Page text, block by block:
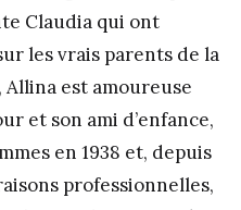
Claudia qui ont
les vrais parents de la
est amoureuse
et son ami d’enfance,
en 1938 et, depuis
professionnelles,